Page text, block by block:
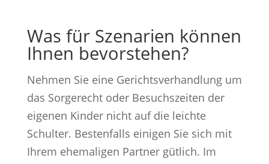
Was für Szenarien können
Ihnen bevorstehen?
Nehmen Sie eine Gerichtsverhandlung um
das Sorgerecht oder Besuchszeiten der
eigenen Kinder nicht auf die leichte
Schulter. Bestenfalls einigen Sie sich mit
Ihrem ehemaligen Partner gütlich. Im